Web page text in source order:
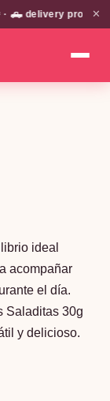
🛻 delivery propio en
✕
ideal
acompañar
el día.
Saladitas 30g
y delicioso.